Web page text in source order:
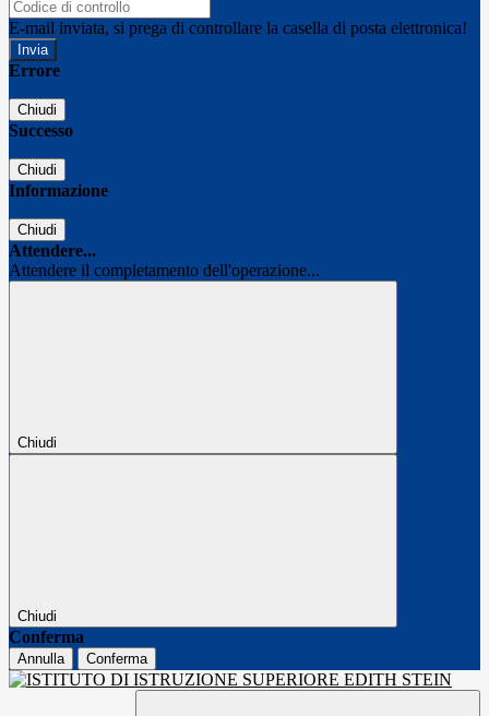
E-mail inviata, si prega di controllare la casella di posta elettronica!
Errore
Chiudi
Successo
Chiudi
Informazione
Chiudi
Attendere...
Attendere il completamento dell'operazione...
Chiudi
Chiudi
Conferma
Annulla Conferma